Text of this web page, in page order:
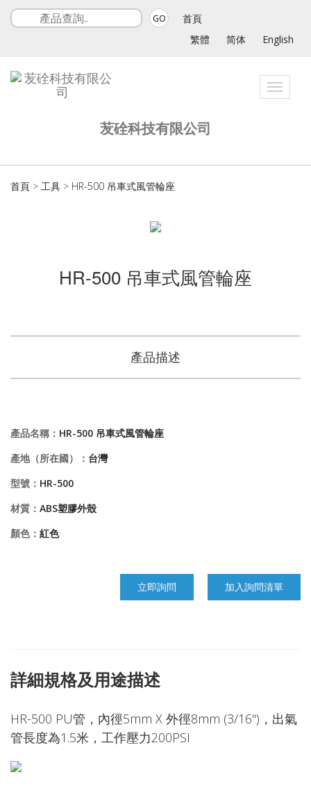
GO
首頁
繁體
简体 English
Toggle
苃硂科技有限公司
首頁 > 工具 > HR-500 吊車式風管輪座
HR-500 吊車式風管輪座
產品描述
產品名稱： HR-500 吊車式風管輪座
產地（所在國）： 台灣
型號： HR-500
材質： ABS塑膠外殼
顏色： 紅色
立即詢問 加入詢問清單
詳細規格及用途描述
HR-500 PU管，內徑5mm X 外徑8mm (3/16")，出氣
管長度為1.5米，工作壓力200PSI